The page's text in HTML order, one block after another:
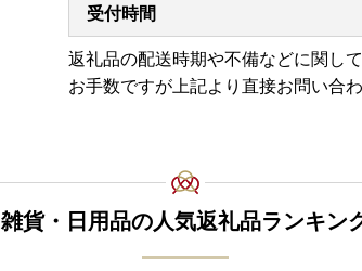
受付時間
返礼品の配送時期や不備などに関し
お手数ですが上記より直接お問い合
雑貨・日用品の人気返礼品ランキン